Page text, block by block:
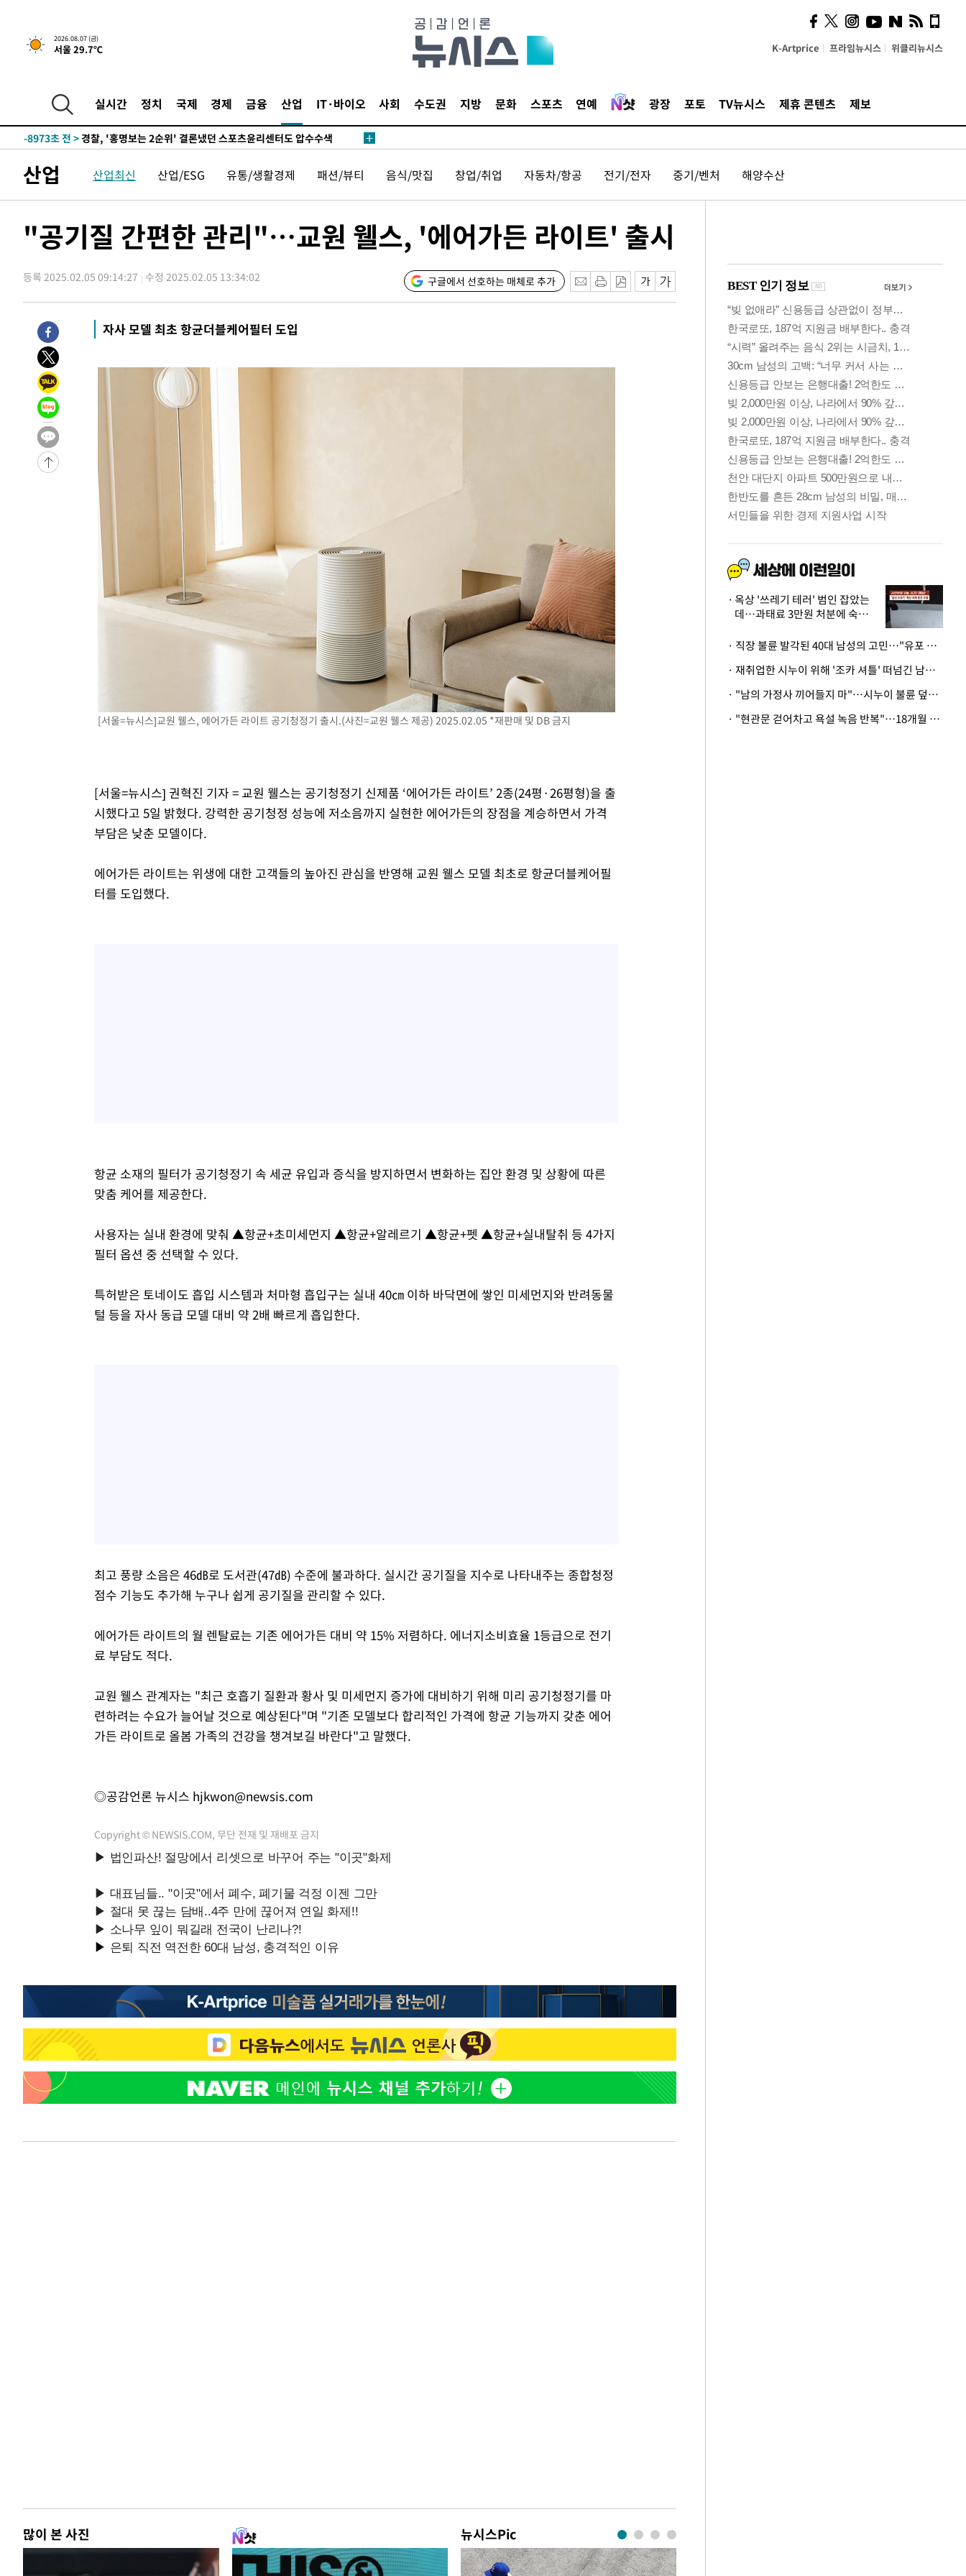
2026.08.07 (금)
서울 29.7℃ K-Artprice 프라임뉴시스 위클리뉴시스
실시간 정치 국제 경제 금융 산업 IT·바이오 사회 수도권 지방 문화 스포츠 연예 광장 포토 TV뉴시스 제휴 콘텐츠 제보
7시간 전 >내일까지 39도 '펄펄'…기상청 "태풍 지나며 폭염 잠시 꺾인다"
-11495초 전 >
[속보] 뉴욕증시, 혼조 출발…나스닥 0.3%↓, 다우 0.14%↑
-10288초 전 >
-8973초 전 >경찰, '홍명보는 2순위' 결론냈던 스포츠윤리센터도 압수수색
1시간 전 >
日방위성, 北이 동해로 쏜 발사체는 탄도미사일 가능성
2시간 전 >[속보] SKT, 에이닷 서비스 장애 발생…"원인 파악 중"
2시간 전 >'낮 최고 39도' 불볕더위…한밤 열대야도 계속[내일날씨]
2시간 전 >"韓 외환시장 개입 관측 배경엔 美의 대한국 무역적자 있어"
2시간 전 >'월드컵 탈락 후폭풍' 축구협회…초유의 압수수색에 '충격·당황'
2시간 전 >
서울 낮 37.9도, 올여름 최고치 경신…영등포 순간 '40도'
2시간 전 >
[속보]종합특검, 대검 추가 압수수색…내란 중요임무종사 혐의
3시간 전 >
3시간 전 >
[속보]코스피, 301.88포인트(4.58%) 내린 6296.38 마감
3시간 전 >
[속보]원·달러 환율, 0.7원 내린 1423.8원 마감
4시간 전 >
"여기 떨어졌다"…다누리, 스페이스X 로켓 달 충돌 흔적 포착
5시간 전 >
손흥민, 5경기 연속골 실패…LAFC는 승부차기 끝 과달라하라 격파
7시간 전 >
내일까지 39도 '펄펄'…기상청 "태풍 지나며 폭염 잠시 꺾인다"
'월드컵 탈락 후폭풍' 축구협회…11시간 걸린 초유의 압수수색(종
[속보] 뉴욕증시, 혼조 출발…나스닥 0.3%↓, 다우 0.14%↑
축구협회, 15년 전 심판 성 접대 파문에 "현재는 내부 지침 준수"
경찰, '홍명보는 2순위' 결론냈던 스포츠윤리센터도 압수수색
[속보]합참 "北 발사체는 단거리탄도미사일…감시·경계태세 강화"
日방위성, 北이 동해로 쏜 발사체는 탄도미사일 가능성
[속보] SKT, 에이닷 서비스 장애 발생…"원인 파악 중"
[속보]합참 "북, 동해상으로 미상 발사체 발사"
'낮 최고 39도' 불볕더위…한밤 열대야도 계속[내일날씨]
서울 낮 37.9도, 올여름 최고치 경신…영등포 순간 '40도'
[속보]원·달러 환율, 0.7원 내린 1423.8원 마감
"여기 떨어졌다"…다누리, 스페이스X 로켓 달 충돌 흔적 포착
손흥민, 5경기 연속골 실패…LAFC는 승부차기 끝 과달라하라 격파
산업 산업최신 산업/ESG 유통/생활경제 패션/뷰티 음식/맛집 창업/취업 자동차/항공 전기/전자 중기/벤처 해양수산
"공기질 간편한 관리"…교원 웰스, '에어가든 라이트' 출시
등록 2025.02.05 09:14:27 수정 2025.02.05 13:34:02 구글에서 선호하는 매체로 추가
자사 모델 최초 항균더블케어필터 도입
[서울=뉴시스]교원 웰스, 에어가든 라이트 공기청정기 출시.(사진=교원 웰스 제공) 2025.02.05 *재판매 및 DB 금지
[서울=뉴시스] 권혁진 기자 = 교원 웰스는 공기청정기 신제품 ‘에어가든 라이트’ 2종(24평·26평형)을 출
시했다고 5일 밝혔다. 강력한 공기청정 성능에 저소음까지 실현한 에어가든의 장점을 계승하면서 가격
부담은 낮춘 모델이다.
에어가든 라이트는 위생에 대한 고객들의 높아진 관심을 반영해 교원 웰스 모델 최초로 항균더블케어필
터를 도입했다.
항균 소재의 필터가 공기청정기 속 세균 유입과 증식을 방지하면서 변화하는 집안 환경 및 상황에 따른
맞춤 케어를 제공한다.
사용자는 실내 환경에 맞춰 ▲항균+초미세먼지 ▲항균+알레르기 ▲항균+펫 ▲항균+실내탈취 등 4가지
필터 옵션 중 선택할 수 있다.
특허받은 토네이도 흡입 시스템과 처마형 흡입구는 실내 40㎝ 이하 바닥면에 쌓인 미세먼지와 반려동물
털 등을 자사 동급 모델 대비 약 2배 빠르게 흡입한다.
최고 풍량 소음은 46㏈로 도서관(47㏈) 수준에 불과하다. 실시간 공기질을 지수로 나타내주는 종합청정
점수 기능도 추가해 누구나 쉽게 공기질을 관리할 수 있다.
에어가든 라이트의 월 렌탈료는 기존 에어가든 대비 약 15% 저렴하다. 에너지소비효율 1등급으로 전기
료 부담도 적다.
교원 웰스 관계자는 "최근 호흡기 질환과 황사 및 미세먼지 증가에 대비하기 위해 미리 공기청정기를 마
련하려는 수요가 늘어날 것으로 예상된다"며 "기존 모델보다 합리적인 가격에 항균 기능까지 갖춘 에어
가든 라이트로 올봄 가족의 건강을 챙겨보길 바란다"고 말했다.
◎공감언론 뉴시스 hjkwon@newsis.com
Copyright © NEWSIS.COM, 무단 전재 및 재배포 금지
많이 본 사진 뉴시스Pic
의견, 국토부·LH에 충실히
전달할 것"
옥상 '쓰레기 테러' 범인 잡았는
데…과태료 3만원 처분에 숙박업
· 직장 불륜 발각된 40대 남성의 고민…"유포 동료 명예훼손·협박죄 고소 가능할까"
· 재취업한 시누이 위해 '조카 셔틀' 떠넘긴 남편…아내 "난 못한다"
· "남의 가정사 끼어들지 마"…시누이 불륜 덮으려는 남편에 억울한 아내
· "현관문 걷어차고 욕설 녹음 반복"…18개월 아기 키우는 집 뒤흔든 '앞집의 비극'